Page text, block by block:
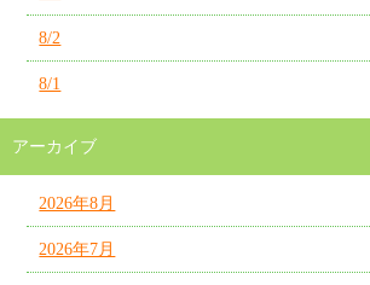
8/2
8/1
アーカイブ
2026年8月
2026年7月